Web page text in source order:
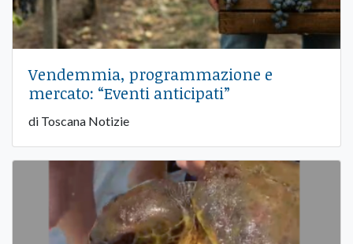
Vendemmia, programmazione e
mercato: “Eventi anticipati”
di Toscana Notizie